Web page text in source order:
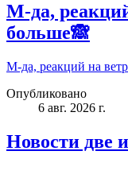
М-да,
больше🙈
М-да, реакций на
Опубликовано
6 авг. 2026 г.
Новости две